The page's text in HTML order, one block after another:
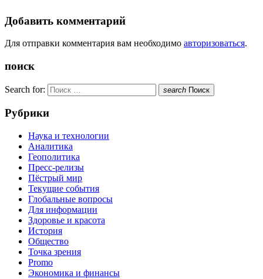
Добавить комментарий
Для отправки комментария вам необходимо авторизоваться.
поиск
Search for: search Поиск
Рубрики
Наука и технологии
Аналитика
Геополитика
Пресс-релизы
Пёстрый мир
Текущие события
Глобальные вопросы
Для информации
Здоровье и красота
История
Общество
Точка зрения
Promo
Экономика и финансы